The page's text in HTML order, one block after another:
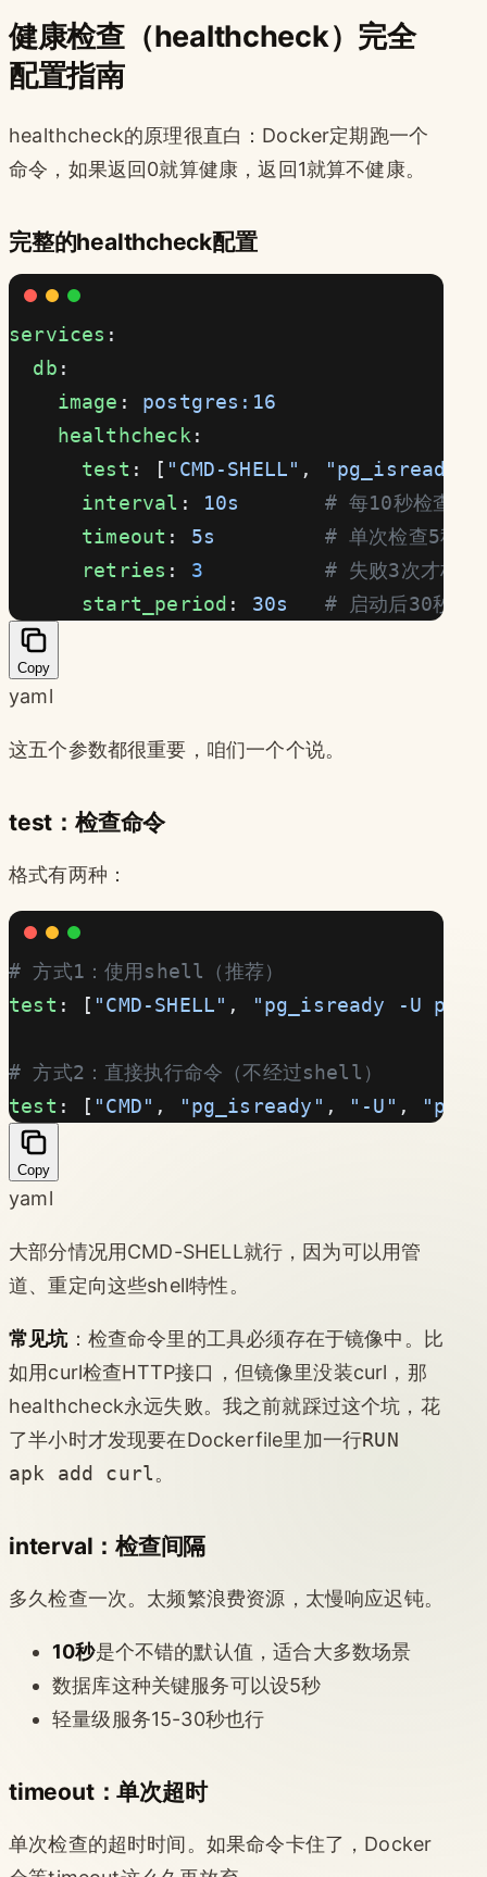
健康检查（healthcheck）完全
配置指南
healthcheck的原理很直白：Docker定期跑一个
命令，如果返回0就算健康，返回1就算不健康。
完整的healthcheck配置
services :
  db
:
    image
: postgres:16
    healthcheck
:
      test
: [ "CMD-SHELL" ,
"pg_isready
      interval
: 10s
# 每10秒检查一
      timeout
: 5s
# 单次检查5秒超
      retries
: 3
# 失败3次才标
      start_period
: 30s
# 启动后30秒内
Copy
yaml
这五个参数都很重要，咱们一个个说。
test：检查命令
格式有两种：
# 方式1：使用shell（推荐）
test : [ "CMD-SHELL" , "pg_isready -U
# 方式2：直接执行命令（不经过shell）
test : [ "CMD" , "pg_isready" , "-U" ,
Copy
yaml
大部分情况用CMD-SHELL就行，因为可以用管
道、重定向这些shell特性。
常见坑：检查命令里的工具必须存在于镜像中。比
如用curl检查HTTP接口，但镜像里没装curl，那
healthcheck永远失败。我之前就踩过这个坑，花
了半小时才发现要在Dockerfile里加一行RUN
apk add curl。
interval：检查间隔
多久检查一次。太频繁浪费资源，太慢响应迟钝。
10秒是个不错的默认值，适合大多数场景
数据库这种关键服务可以设5秒
轻量级服务15-30秒也行
timeout：单次超时
单次检查的超时时间。如果命令卡住了，Docker